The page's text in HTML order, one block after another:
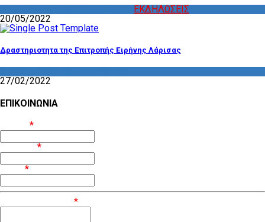
ΕΚΔΗΛΩΣΕΙΣ
20/05/2022
Δραστηριοτητα της Επιτροπής Ειρήνης Λάρισας
27/02/2022
ΕΠΙΚΟΙΝΩΝΙΑ
*
*
*
*